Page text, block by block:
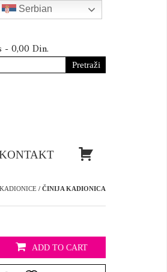
-0,00 Din.
KADIONICE / ČINIJA KADIONICA
ADD TO CART
Serbian